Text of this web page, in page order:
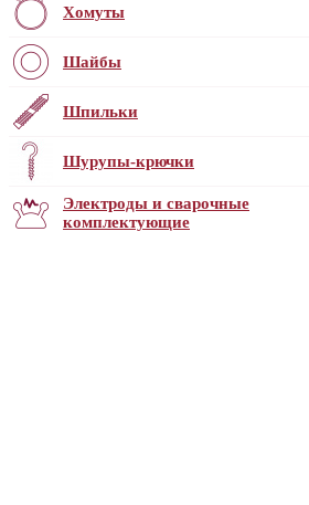
Хомуты
Шайбы
Шпильки
Шурупы-крючки
Электроды и сварочные
комплектующие